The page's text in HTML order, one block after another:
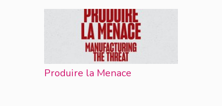
Produire la Menace